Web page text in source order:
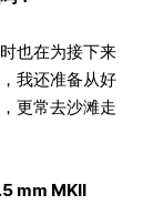
也在为接下来
我还准备从好
更常去沙滩走
mm MKII